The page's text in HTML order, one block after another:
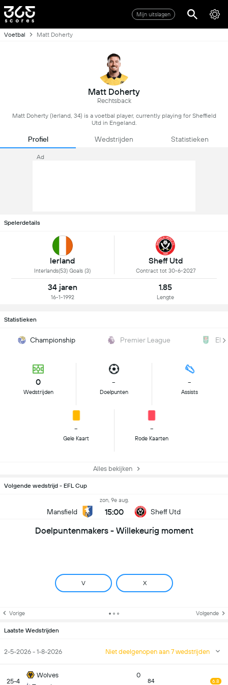
Mijn uitslagen
Voetbal Matt Doherty
Matt Doherty
Rechtsback
Matt Doherty (Ierland, 34) is a voetbal player, currently playing for Sheffield
Utd in Engeland.
Profiel Wedstrijden Statistieken
Ad
Spelerdetails
Ierland
Interlands(53) Goals (3)
Sheff Utd
Contract tot 30-6-2027
34 jaren
16-1-1992
1.85
Lengte
Statistieken
Championship Premier League
0
Wedstrijden
-
Doelpunten
-
Assists
-
Gele Kaart
-
Rode Kaarten
Alles bekijken
Volgende wedstrijd - EFL Cup
Mansfield
zon, 9e aug.
15:00 Sheff Utd
Doelpuntenmakers - Willekeurig moment
V X
Vorige Volgende
Laatste Wedstrijden
2-5-2026 - 1-8-2026 Niet deelgenopen aan 7 wedstrijden
25-4
Wolves
0
84 6.8